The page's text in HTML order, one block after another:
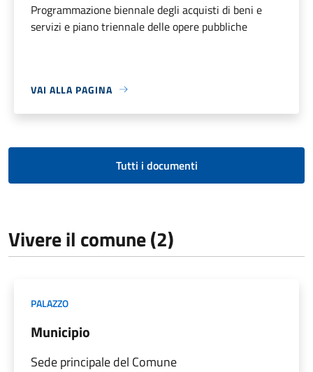
Programmazione biennale degli acquisti di beni e
servizi e piano triennale delle opere pubbliche
VAI ALLA PAGINA
Tutti i documenti
Vivere il comune (2)
PALAZZO
Municipio
Sede principale del Comune